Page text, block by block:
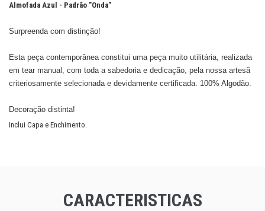
Almofada Azul - Padrão "Onda"
Surpreenda com distinção!
Esta peça contemporânea constitui uma peça muito utilitária, realizada
em tear manual, com toda a sabedoria e dedicação, pela nossa artesã
criteriosamente selecionada e devidamente certificada. 100% Algodão.
​Decoração distinta!
Inclui Capa e Enchimento.
CARACTERISTICAS